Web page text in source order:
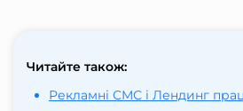
Читайте також:
Рекламні СМС і Лендинг